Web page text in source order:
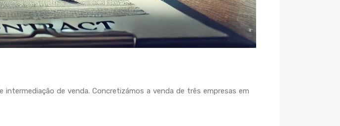
de venda. Concretizámos a venda de três empresas em